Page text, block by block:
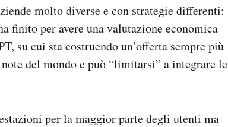
molto diverse e con strategie differenti:
finito per avere una valutazione economica
su cui sta costruendo un’offerta sempre più
del mondo e può “limitarsi” a integrare le
per la maggior parte degli utenti ma